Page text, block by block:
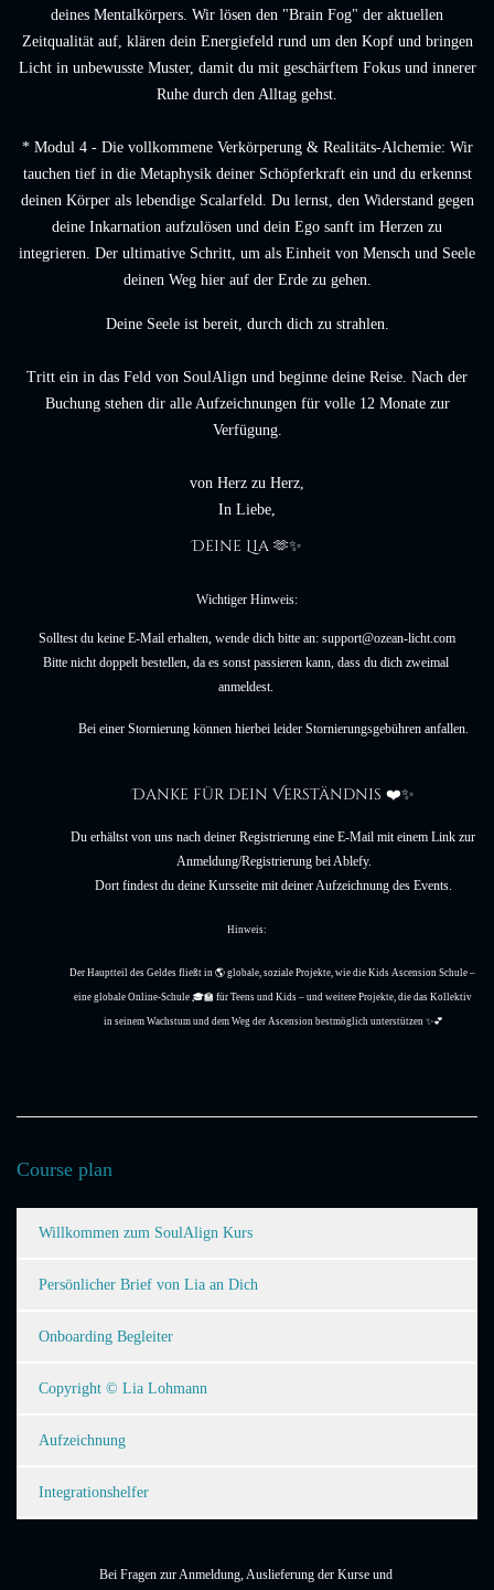
deines Mentalkörpers. Wir lösen den "Brain Fog" der aktuellen
Zeitqualität auf, klären dein Energiefeld rund um den Kopf und bringen
Licht in unbewusste Muster, damit du mit geschärftem Fokus und innerer
Ruhe durch den Alltag gehst.
* Modul 4 - Die vollkommene Verkörperung & Realitäts-Alchemie: Wir
tauchen tief in die Metaphysik deiner Schöpferkraft ein und du erkennst
deinen Körper als lebendige Scalarfeld. Du lernst, den Widerstand gegen
deine Inkarnation aufzulösen und dein Ego sanft im Herzen zu
integrieren. Der ultimative Schritt, um als Einheit von Mensch und Seele
deinen Weg hier auf der Erde zu gehen.
Deine Seele ist bereit, durch dich zu strahlen.
Tritt ein in das Feld von SoulAlign und beginne deine Reise. Nach der
Buchung stehen dir alle Aufzeichnungen für volle 12 Monate zur
Verfügung.
von Herz zu Herz,
In Liebe,
Deine Lia 🫶✨
Wichtiger Hinweis:
Solltest du keine E-Mail erhalten, wende dich bitte an: support@ozean-licht.com
Bitte nicht doppelt bestellen, da es sonst passieren kann, dass du dich zweimal
anmeldest.
Bei einer Stornierung können hierbei leider Stornierungsgebühren anfallen.
Danke für dein Verständnis ❤️✨
Du erhältst von uns nach deiner Registrierung eine E-Mail mit einem Link zur
Anmeldung/Registrierung bei Ablefy.
Dort findest du deine Kursseite mit deiner Aufzeichnung des Events.
Hinweis:
Der Hauptteil des Geldes fließt in 🌎 globale, soziale Projekte, wie die Kids Ascension Schule –
eine globale Online-Schule 🎓🏫 für Teens und Kids – und weitere Projekte, die das Kollektiv
in seinem Wachstum und dem Weg der Ascension bestmöglich unterstützen ✨💕
Course plan
Willkommen zum SoulAlign Kurs
Persönlicher Brief von Lia an Dich
Onboarding Begleiter
Copyright © Lia Lohmann
Aufzeichnung
Integrationshelfer
Bei Fragen zur Anmeldung, Auslieferung der Kurse und